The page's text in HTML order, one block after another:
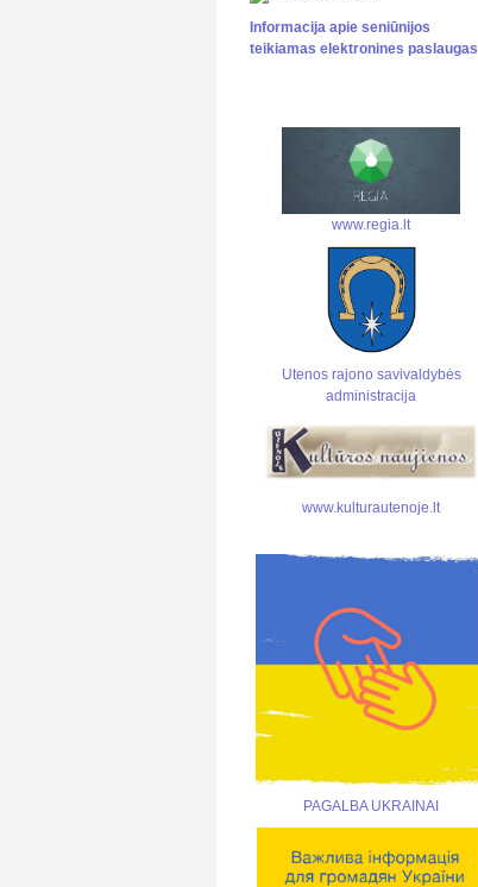
Informacija apie seniūnijos
teikiamas elektronines paslaugas
www.regia.lt
Utenos rajono savivaldybės
administracija
www.kulturautenoje.lt
PAGALBA UKRAINAI